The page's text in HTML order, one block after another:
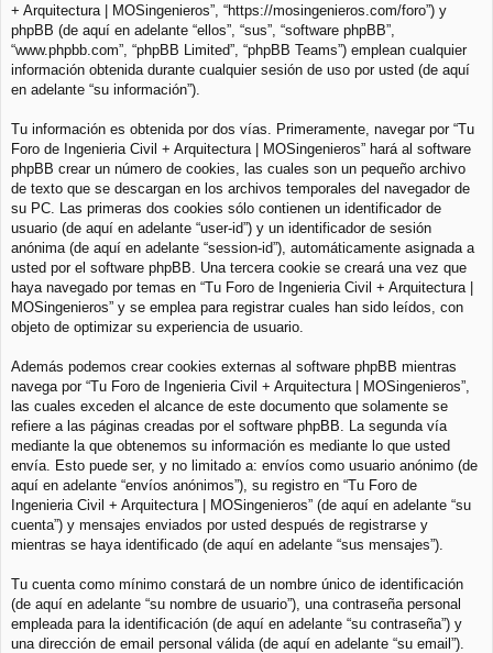
+ Arquitectura | MOSingenieros”, “https://mosingenieros.com/foro”) y
phpBB (de aquí en adelante “ellos”, “sus”, “software phpBB”,
“www.phpbb.com”, “phpBB Limited”, “phpBB Teams”) emplean cualquier
información obtenida durante cualquier sesión de uso por usted (de aquí
en adelante “su información”).
Tu información es obtenida por dos vías. Primeramente, navegar por “Tu
Foro de Ingenieria Civil + Arquitectura | MOSingenieros” hará al software
phpBB crear un número de cookies, las cuales son un pequeño archivo
de texto que se descargan en los archivos temporales del navegador de
su PC. Las primeras dos cookies sólo contienen un identificador de
usuario (de aquí en adelante “user-id”) y un identificador de sesión
anónima (de aquí en adelante “session-id”), automáticamente asignada a
usted por el software phpBB. Una tercera cookie se creará una vez que
haya navegado por temas en “Tu Foro de Ingenieria Civil + Arquitectura |
MOSingenieros” y se emplea para registrar cuales han sido leídos, con
objeto de optimizar su experiencia de usuario.
Además podemos crear cookies externas al software phpBB mientras
navega por “Tu Foro de Ingenieria Civil + Arquitectura | MOSingenieros”,
las cuales exceden el alcance de este documento que solamente se
refiere a las páginas creadas por el software phpBB. La segunda vía
mediante la que obtenemos su información es mediante lo que usted
envía. Esto puede ser, y no limitado a: envíos como usuario anónimo (de
aquí en adelante “envíos anónimos”), su registro en “Tu Foro de
Ingenieria Civil + Arquitectura | MOSingenieros” (de aquí en adelante “su
cuenta”) y mensajes enviados por usted después de registrarse y
mientras se haya identificado (de aquí en adelante “sus mensajes”).
Tu cuenta como mínimo constará de un nombre único de identificación
(de aquí en adelante “su nombre de usuario”), una contraseña personal
empleada para la identificación (de aquí en adelante “su contraseña”) y
una dirección de email personal válida (de aquí en adelante “su email”).